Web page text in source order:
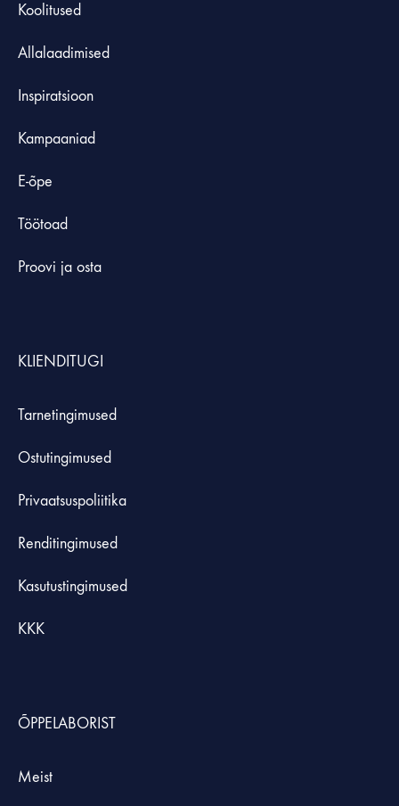
Koolitused
Allalaadimised
Inspiratsioon
Kampaaniad
E-õpe
Töötoad
Proovi ja osta
KLIENDITUGI
Tarnetingimused
Ostutingimused
Privaatsuspoliitika
Renditingimused
Kasutustingimused
KKK
ÕPPELABORIST
Meist